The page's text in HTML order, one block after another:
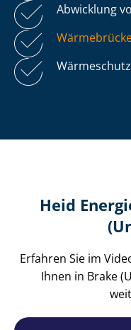
Abwicklung
Heid
Erfahren Sie im
Ihnen in Brake